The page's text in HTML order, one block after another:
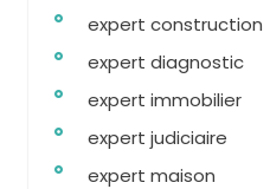
expert construction
expert diagnostic
expert immobilier
expert judiciaire
expert maison